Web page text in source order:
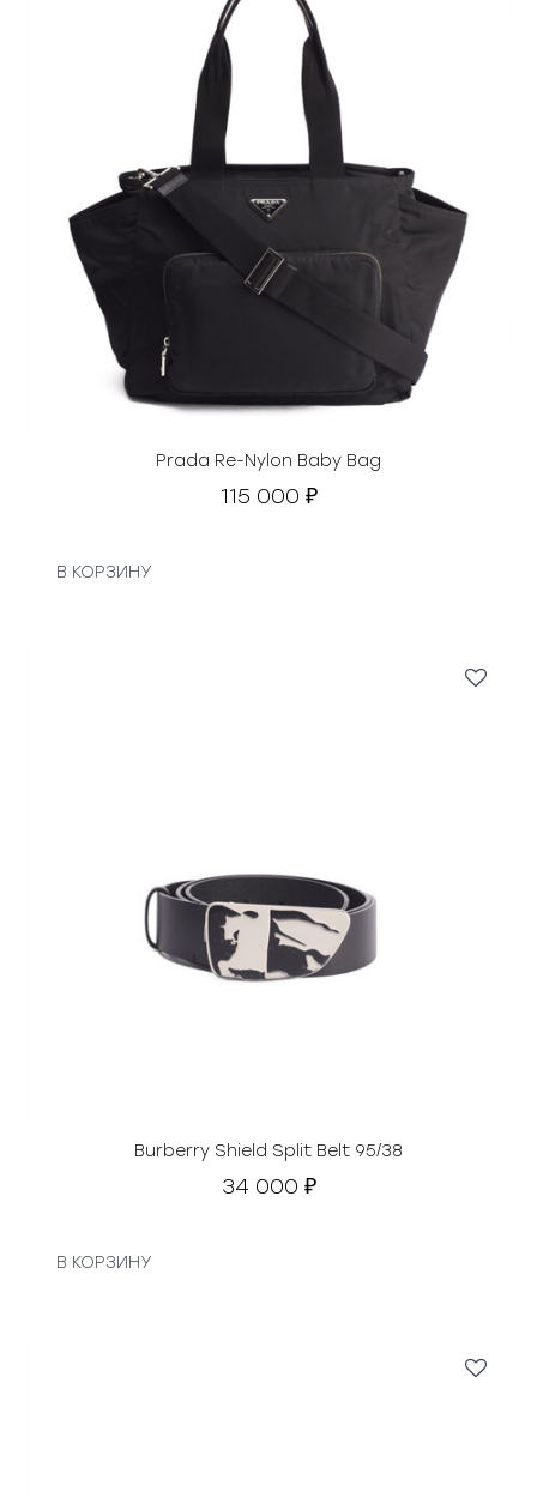
Prada Re-Nylon Baby Bag
115 000 ₽
В КОРЗИНУ
Burberry Shield Split Belt 95/38
34 000 ₽
В КОРЗИНУ